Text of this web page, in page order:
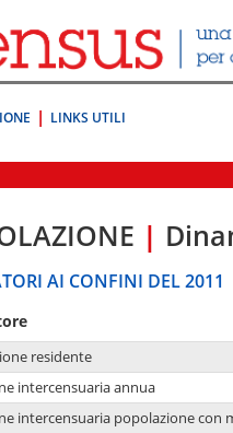
LINKS UTILI
|
AI CONFINI DEL 2011
residente
intercensuaria annua
intercensuaria popolazione con